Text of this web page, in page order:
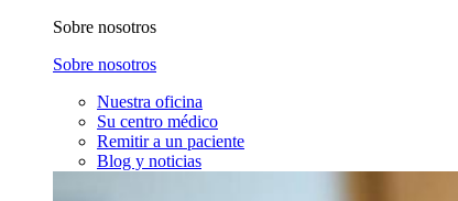
Sobre nosotros
Sobre nosotros
Nuestra oficina
Su centro médico
Remitir a un paciente
Blog y noticias